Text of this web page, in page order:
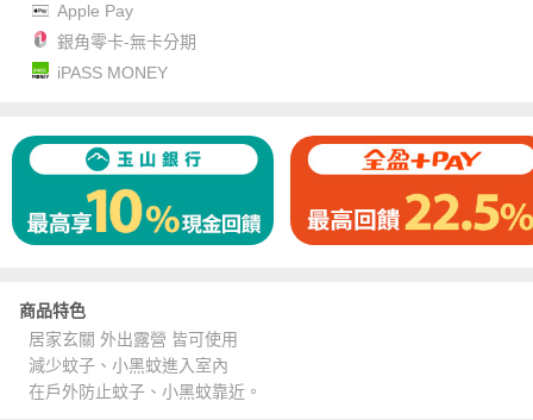
Apple Pay
銀角零卡-無卡分期
iPASS MONEY
商品特色
居家玄關 外出露營 皆可使用
減少蚊子、小黑蚊進入室內
在戶外防止蚊子、小黑蚊靠近。